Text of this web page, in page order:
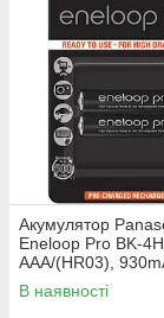
Акумулятор
Eneloop Pro BK-
AAA/(HR03),
MH, блістер 2шт
В наявності